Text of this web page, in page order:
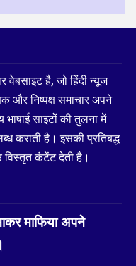
वेबसाइट है, जो हिंदी न्यूज
और निष्पक्ष समाचार अपने
साइटों की तुलना में
कराती है। इसकी प्रतिबद्ध
विस्तृत कंटेंट देती है।
माफिया अपने